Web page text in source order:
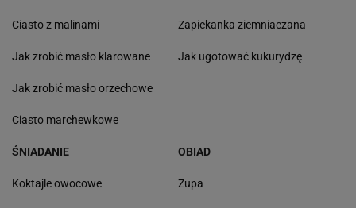
Ciasto z malinami
Jak zrobić masło klarowane
Jak zrobić masło orzechowe
Ciasto marchewkowe
Zapiekanka ziemniaczana
Jak ugotować kukurydzę
ŚNIADANIE
Koktajle owocowe
OBIAD
Zupa